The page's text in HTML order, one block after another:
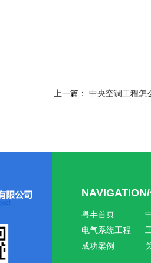
上一篇： 中央空调工程怎
粤丰首页
电气系统工程
成功案例